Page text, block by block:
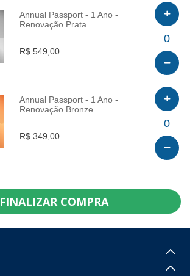
Annual Passport - 1 Ano -
Renovação Prata
R$ 549,00
0
Annual Passport - 1 Ano -
Renovação Bronze
R$ 349,00
0
FINALIZAR COMPRA